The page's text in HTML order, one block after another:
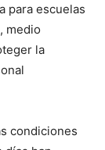
para escuelas
medio
la
condiciones